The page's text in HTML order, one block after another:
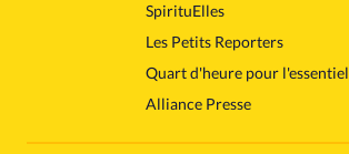
SpirituElles
Les Petits Reporters
Quart d'heure pour l'essentiel
Alliance Presse